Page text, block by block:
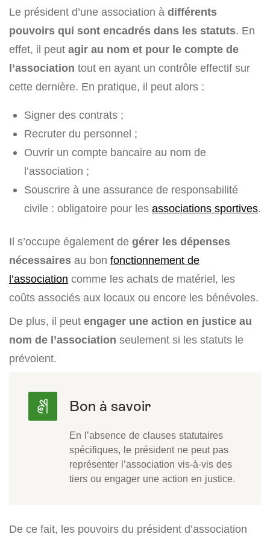
Le président d’une association à différents
pouvoirs qui sont encadrés dans les statuts. En
effet, il peut agir au nom et pour le compte de
l’association tout en ayant un contrôle effectif sur
cette dernière. En pratique, il peut alors :
Signer des contrats ;
Recruter du personnel ;
Ouvrir un compte bancaire au nom de
l’association ;
Souscrire à une assurance de responsabilité
civile : obligatoire pour les associations sportives.
Il s’occupe également de gérer les dépenses
nécessaires au bon fonctionnement de
l’association comme les achats de matériel, les
coûts associés aux locaux ou encore les bénévoles.
De plus, il peut engager une action en justice au
nom de l’association seulement si les statuts le
prévoient.
En l’absence de clauses statutaires
spécifiques, le président ne peut pas
représenter l’association vis-à-vis des
tiers ou engager une action en justice.
De ce fait, les pouvoirs du président d’association